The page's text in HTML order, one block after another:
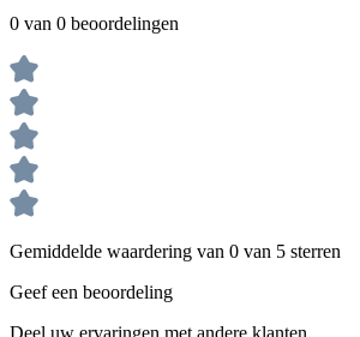
0 van 0 beoordelingen
Gemiddelde waardering van 0 van 5 sterren
Geef een beoordeling
Deel uw ervaringen met andere klanten.